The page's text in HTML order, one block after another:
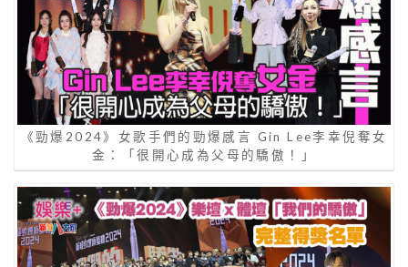
《勁爆2024》女歌手們的勁爆感言 Gin Lee李幸倪奪女
金：「很開心成為父母的驕傲！」